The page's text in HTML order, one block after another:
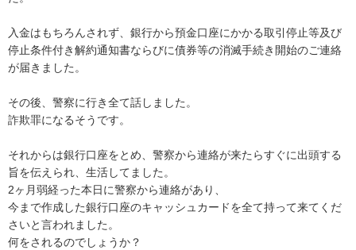
入金はもちろんされず、銀行から預金口座にかかる取引停止等及び
停止条件付き解約通知書ならびに債券等の消滅手続き開始のご連絡
が届きました。
その後、警察に行き全て話しました。
詐欺罪になるそうです。
それからは銀行口座をとめ、警察から連絡が来たらすぐに出頭する
旨を伝えられ、生活してました。
2ヶ月弱経った本日に警察から連絡があり、
今まで作成した銀行口座のキャッシュカードを全て持って来てくだ
さいと言われました。
何をされるのでしょうか？